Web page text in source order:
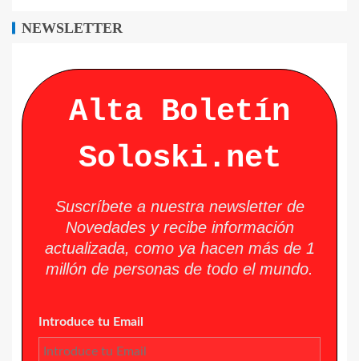
NEWSLETTER
Alta Boletín
Soloski.net
Suscríbete a nuestra newsletter de
Novedades y recibe información
actualizada, como ya hacen más de 1
millón de personas de todo el mundo.
Introduce tu Email